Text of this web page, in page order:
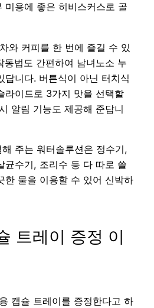
미용에 좋은 히비스커스로 골
와 커피를 한 번에 즐길 수 있
동법도 간편하여 남녀노소 누
답니다. 버튼식이 아닌 터치식
라이드로 3가지 맛을 선택할
알림 기능도 제공해 준답니
주는 워터솔루션은 정수기,
균수기, 조리수 등 다 따로 쓸
한 물을 이용할 수 있어 신박하
트레이 증정 이
캡슐 트레이를 증정한다고 하